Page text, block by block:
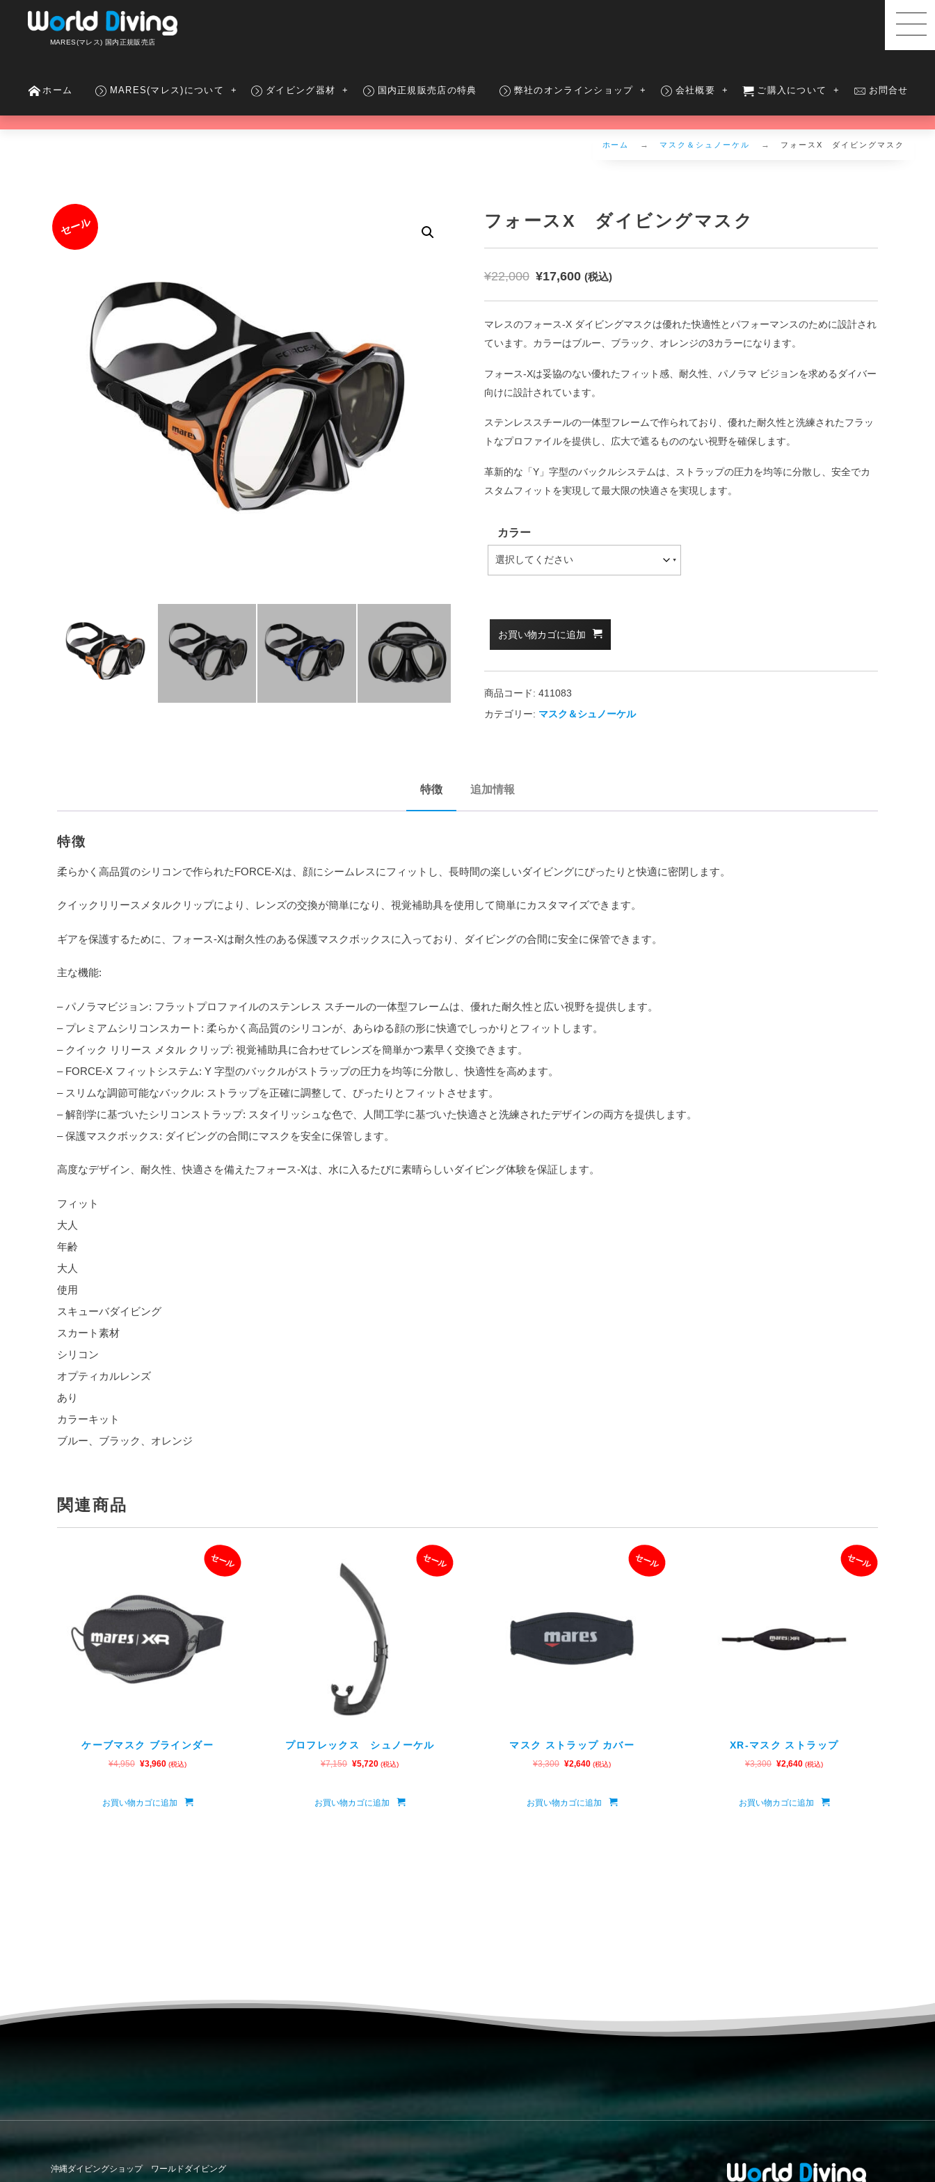
MARES(マレス) 国内正規販売店
ホーム MARES(マレス)について ダイビング器材 国内正規販売店の特典 弊社のオンラインショップ 会社概要 ご購入について お問合せ
ホーム マスク＆シュノーケル フォースX ダイビングマスク
セール フォースX ダイビングマスク
¥22,000 ¥17,600 (税込)
マレスのフォース-X ダイビングマスクは優れた快適性とパフォーマンスのために設計され
ています。カラーはブルー、ブラック、オレンジの3カラーになります。
フォース-Xは妥協のない優れたフィット感、耐久性、パノラマ ビジョンを求めるダイバー
向けに設計されています。
ステンレススチールの一体型フレームで作られており、優れた耐久性と洗練されたフラッ
トなプロファイルを提供し、広大で遮るもののない視野を確保します。
革新的な「Y」字型のバックルシステムは、ストラップの圧力を均等に分散し、安全でカ
スタムフィットを実現して最大限の快適さを実現します。
カラー
お買い物カゴに追加
商品コード: 411083
カテゴリー: マスク＆シュノーケル
特徴 追加情報
特徴
柔らかく高品質のシリコンで作られたFORCE-Xは、顔にシームレスにフィットし、長時間の楽しいダイビングにぴったりと快適に密閉します。
クイックリリースメタルクリップにより、レンズの交換が簡単になり、視覚補助具を使用して簡単にカスタマイズできます。
ギアを保護するために、フォース-Xは耐久性のある保護マスクボックスに入っており、ダイビングの合間に安全に保管できます。
主な機能:
– パノラマビジョン: フラットプロファイルのステンレス スチールの一体型フレームは、優れた耐久性と広い視野を提供します。
– プレミアムシリコンスカート: 柔らかく高品質のシリコンが、あらゆる顔の形に快適でしっかりとフィットします。
– クイック リリース メタル クリップ: 視覚補助具に合わせてレンズを簡単かつ素早く交換できます。
– FORCE-X フィットシステム: Y 字型のバックルがストラップの圧力を均等に分散し、快適性を高めます。
– スリムな調節可能なバックル: ストラップを正確に調整して、ぴったりとフィットさせます。
– 解剖学に基づいたシリコンストラップ: スタイリッシュな色で、人間工学に基づいた快適さと洗練されたデザインの両方を提供します。
– 保護マスクボックス: ダイビングの合間にマスクを安全に保管します。
高度なデザイン、耐久性、快適さを備えたフォース-Xは、水に入るたびに素晴らしいダイビング体験を保証します。
フィット
大人
年齢
大人
使用
スキューバダイビング
スカート素材
シリコン
オプティカルレンズ
あり
カラーキット
ブルー、ブラック、オレンジ
関連商品
セール
ケーブマスク ブラインダー
¥4,950 ¥3,960 (税込)
お買い物カゴに追加
セール
プロフレックス シュノーケル
¥7,150 ¥5,720 (税込)
お買い物カゴに追加
セール
マスク ストラップ カバー
¥3,300 ¥2,640 (税込)
お買い物カゴに追加
セール
XR-マスク ストラップ
¥3,300 ¥2,640 (税込)
お買い物カゴに追加
沖縄ダイビングショップ ワールドダイビング